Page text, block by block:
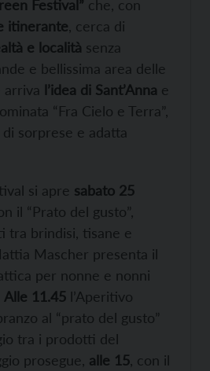
Festival” che, con
itinerante , cerca di
e località senza
e bellissima area delle
arriva l’idea di Sant’Anna e
“Fra Cielo e Terra”,
sorprese e adatta
si apre sabato 25
il “Prato del gusto”,
tra brindisi, tisane e
Mascher presenta il
per nonne e nonni
Alle 11.45 l’Aperitivo
al “prato del gusto”
tra i prodotti del
prosegue, alle 15 , con il